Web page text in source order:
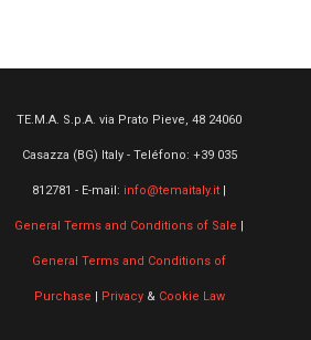
TE.M.A. S.p.A. via Prato Pieve, 48 24060
Casazza (BG) Italy - Teléfono: +39 035
812781 - E-mail: info@temaitaly.it |
General Terms and Conditions of Sale |
General Terms and Conditions of
Purchase | Privacy& Cookie Law